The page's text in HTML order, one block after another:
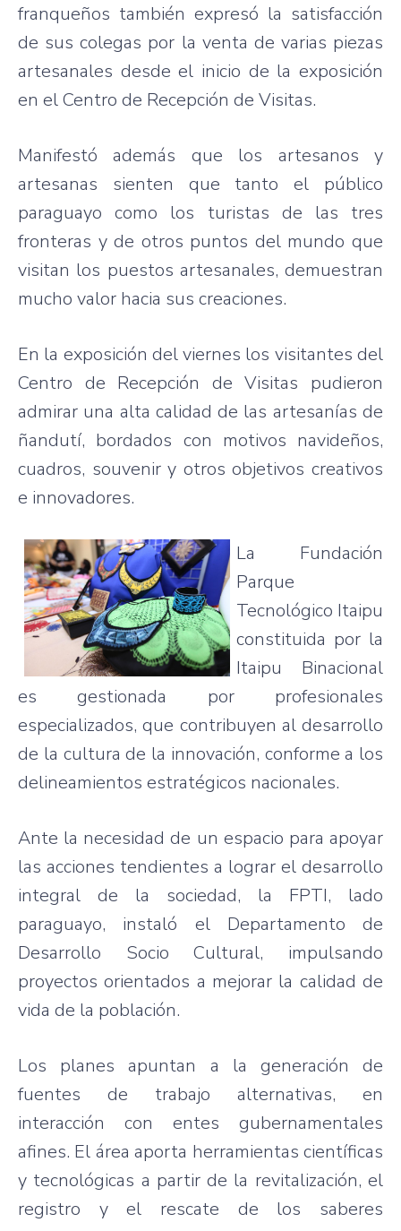
franqueños también expresó la satisfacción
de sus colegas por la venta de varias piezas
artesanales desde el inicio de laexposición
en el Centro de Recepción de Visitas.
Manifestó además que los artesanos y
artesanas
sienten que tanto el público
paraguayo como los turistas de las tres
fronteras y de otros puntos del mundo que
visitan los puestos artesanales, demuestran
mucho valor hacia sus creaciones.
En la exposición delviernes los visitantes del
Centro de Recepción deVisitas pudieron
admirar una alta calidad de las artesanías de
ñandutí, bordados con motivos navideños,
cuadros, souvenir y otros objetivos creativos
e innovadores.
La Fundación
Parque
Tecnológico Itaipu
constituida por la
Itaipu
Binacional
es
gestionada por
profesionales
especializados,que contribuyen al desarrollo
de la cultura de la innovación, conforme a los
delineamientos estratégicos nacionales.
Ante la necesidad de un espacio para apoyar
las acciones tendientes a lograr el desarrollo
integral de la sociedad, la FPTI, lado
paraguayo, instaló el Departamento de
Desarrollo Socio Cultural, impulsando
proyectos orientados a mejorar la calidad de
vida de la población.
Los planesapuntan a la generación de
fuentes de trabajo alternativas, en
interacción con entes
gubernamentales
afines. El área aporta herramientas científicas
y tecnológicas a partirde la revitalización, el
registro y el rescate de los saberes